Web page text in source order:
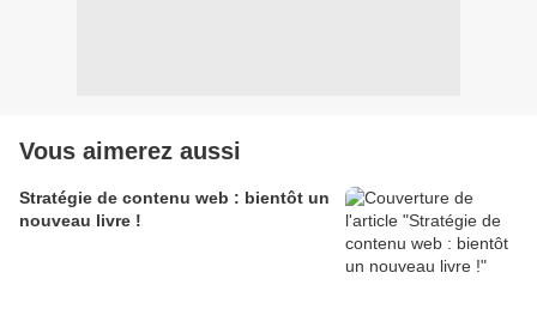
Vous aimerez aussi
Stratégie de contenu web : bientôt un
nouveau livre !